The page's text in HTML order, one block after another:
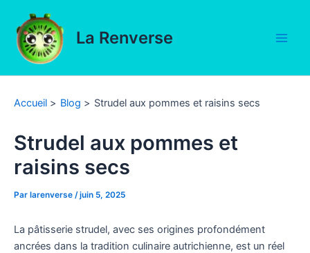
contenu
La Renverse
Accueil Blog Strudel aux pommes et raisins secs
Strudel aux pommes et
raisins secs
Par larenverse /juin 5, 2025
La pâtisserie strudel, avec ses origines profondément
ancrées dans la tradition culinaire autrichienne, est un réel